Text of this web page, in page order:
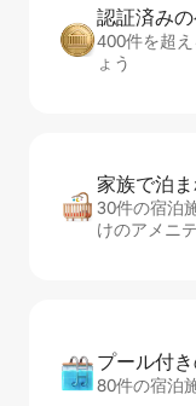
認証済み
400件を超
ょう
家族で泊
30件の宿泊
けのアメニ
プール付
80件の宿泊